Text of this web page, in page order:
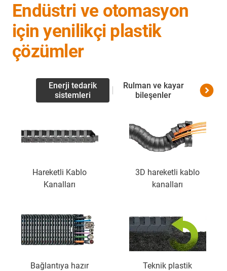
Endüstri ve otomasyon
için yenilikçi plastik
çözümler
Enerji tedarik
sistemleri
Rulman ve kayar
bileşenler
mili
Hareketli Kablo
Kanalları
3D hareketli kablo
kanalları
Bağlantıya hazır
Teknik plastik